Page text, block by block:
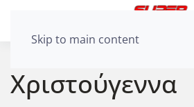
Skip to main content
Χριστούγεννα